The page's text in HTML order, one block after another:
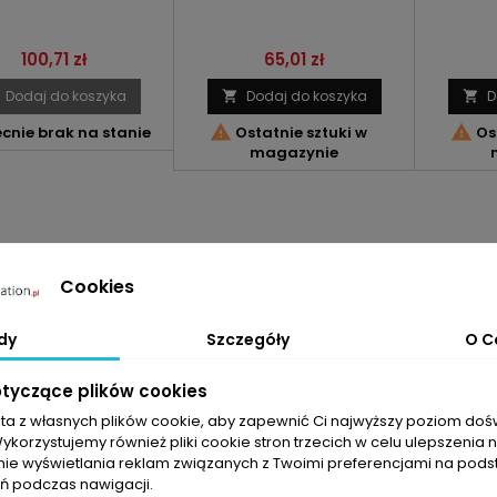
Cena
100,71 zł
Dodaj do koszyka
brak na stanie
Cena
65,01 zł
 Dodaj do koszyka
 Ostatnie sztuki w
magazynie


Cookies
Szczegóły O
plików cookies
z własnych plików cookie, aby zapewnić Ci najwyższy poziom
również pliki cookie stron trzecich w celu ulepszenia
wyświetlania reklam związanych z Twoimi preferencjami na
podczas nawigacji.